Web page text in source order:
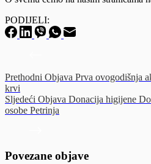
PODIJELI:
Prethodni Objava Prva ovogodišnja
krvi
Sljedeći Objava Donacija higijene
osobe Petrinja
Povezane objave